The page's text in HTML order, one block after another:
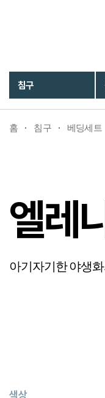
침구
홈 침구 베딩세트
엘레
아기자기한 야생
색상